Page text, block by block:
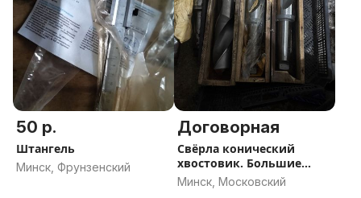
50 р.
Штангель
Минск, Фрунзенский
Договорная
Свёрла конический
хвостовик. Большие
диаметры
Минск, Московский